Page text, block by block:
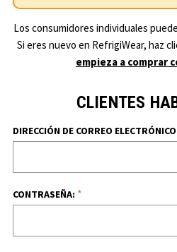
Los consumidores individuales
Si eres nuevo en RefrigiWear, haz
empieza a comprar
CLIENTES
DIRECCIÓN DE CORREO
CONTRASEÑA: *